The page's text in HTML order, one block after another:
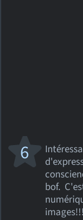
bof.
images!!!
6